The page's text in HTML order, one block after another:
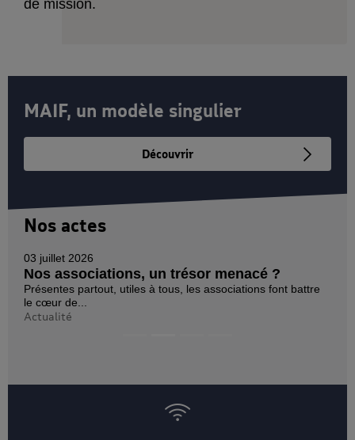
de mission.
MAIF, un modèle singulier
Découvrir
Nos actes
03 juillet 2026
Nos associations, un trésor menacé ?
Présentes partout, utiles à tous, les associations font battre
le cœur de...
Actualité